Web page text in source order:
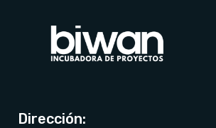
Dirección: